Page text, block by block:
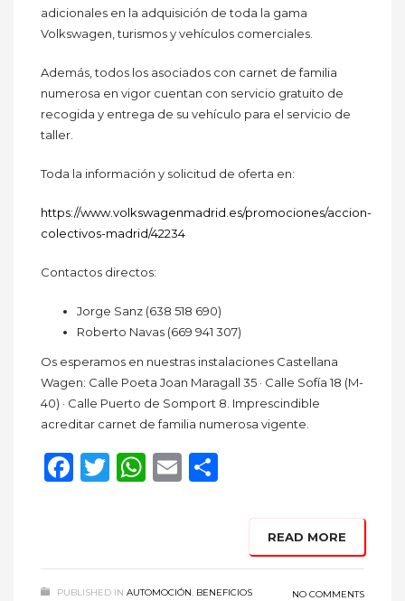
adicionales en la adquisición de toda la gama
Volkswagen, turismos y vehículos comerciales.
Además, todos los asociados con carnet de familia
numerosa en vigor cuentan con servicio gratuito de
recogida y entrega de su vehículo para el servicio de
taller.
Toda la información y solicitud de oferta en:
https://www.volkswagenmadrid.es/promociones/accion-
colectivos-madrid/42234
Contactos directos:
Jorge Sanz (638 518 690)
Roberto Navas (669 941 307)
Os esperamos en nuestras instalaciones Castellana
Wagen: Calle Poeta Joan Maragall 35 · Calle Sofía 18 (M-
40) · Calle Puerto de Somport 8. Imprescindible
acreditar carnet de familia numerosa vigente.
Facebook
Twitter
WhatsApp
Email
READ MORE
PUBLISHED IN AUTOMOCIÓN, BENEFICIOS NO COMMENTS